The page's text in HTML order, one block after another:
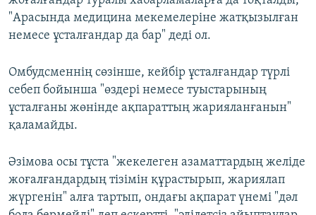
"Арасында медицина мекемелеріне жатқызылған
немесе ұсталғандар да бар" деді ол.
Омбудсменнің сөзінше, кейбір ұсталғандар түрлі
себеп бойынша "өздері немесе туыстарының
ұсталғаны жөнінде ақпараттың жарияланғанын"
қаламайды.
Әзімова осы тұста "жекелеген азаматтардың желіде
жоғалғандардың тізімін құрастырып, жариялап
жүргенін" алға тартып, ондағы ақпарат үнемі "дәл